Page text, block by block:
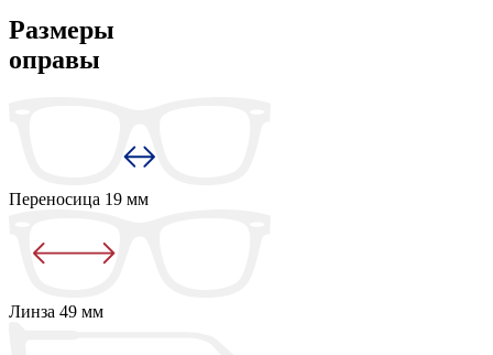
Размеры
оправы
Переносица 19 мм
Линза 49 мм